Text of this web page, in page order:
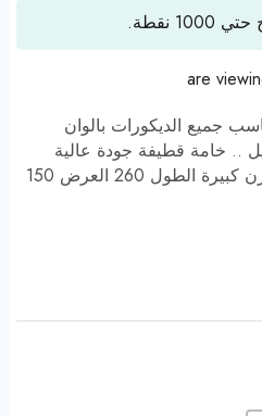
حتي 1000 نقطة.
are
جميع الديكورات بالوان
.. خامة قطيفة جودة عالية
260 العرض 150